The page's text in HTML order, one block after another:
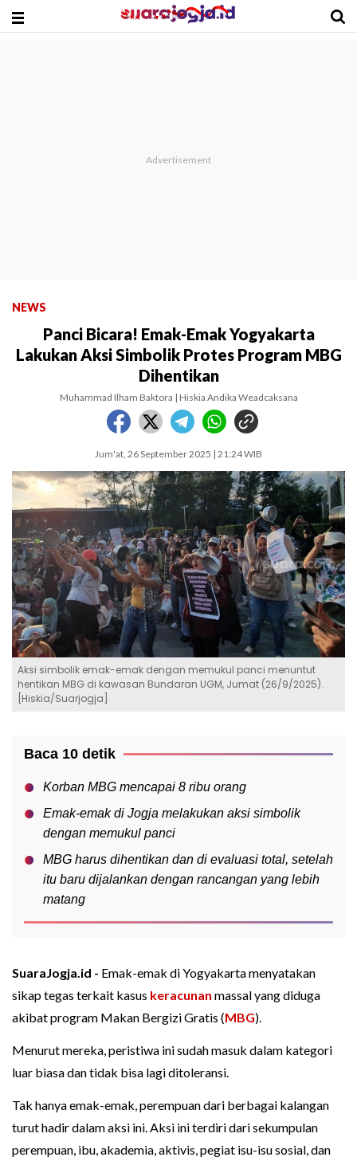
NEWS
Panci Bicara! Emak-Emak Yogyakarta
Lakukan Aksi Simbolik Protes Program MBG
Dihentikan
Muhammad Ilham Baktora | Hiskia Andika Weadcaksana
Jum'at, 26 September 2025 | 21:24 WIB
Aksi simbolik emak-emak dengan memukul panci menuntut
hentikan MBG di kawasan Bundaran UGM, Jumat (26/9/2025).
[Hiskia/Suarjogja]
Baca 10 detik
Korban MBG mencapai 8 ribu orang
Emak-emak di Jogja melakukan aksi simbolik
dengan memukul panci
MBG harus dihentikan dan di evaluasi total, setelah
itu baru dijalankan dengan rancangan yang lebih
matang
SuaraJogja.id - Emak-emak di Yogyakarta menyatakan
sikap tegas terkait kasus keracunan massal yang diduga
akibat program Makan Bergizi Gratis (MBG).
Menurut mereka, peristiwa ini sudah masuk dalam kategori
luar biasa dan tidak bisa lagi ditoleransi.
Tak hanya emak-emak, perempuan dari berbagai kalangan
turut hadir dalam aksi ini. Aksi ini terdiri dari sekumpulan
perempuan, ibu, akademia, aktivis, pegiat isu-isu sosial, dan